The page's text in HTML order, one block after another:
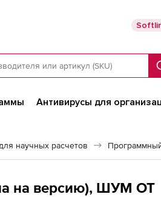
Антивирусы для
научных расчетов
на версию), ШУМ ОТ